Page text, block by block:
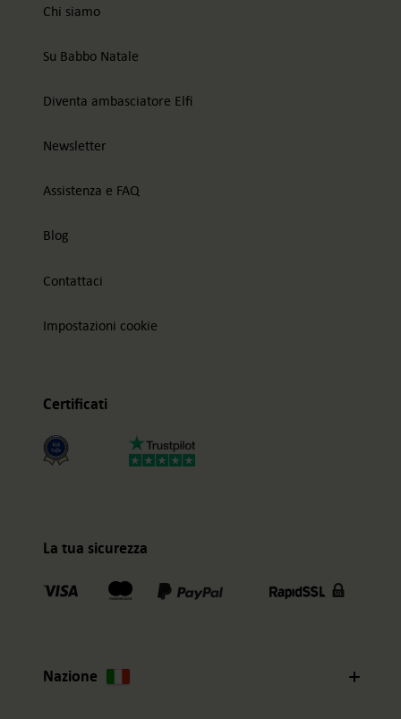
Chi siamo
Su Babbo Natale
Diventa ambasciatore Elfi
Newsletter
Assistenza e FAQ
Blog
Contattaci
Impostazioni cookie
Certificati
La tua sicurezza
Nazione